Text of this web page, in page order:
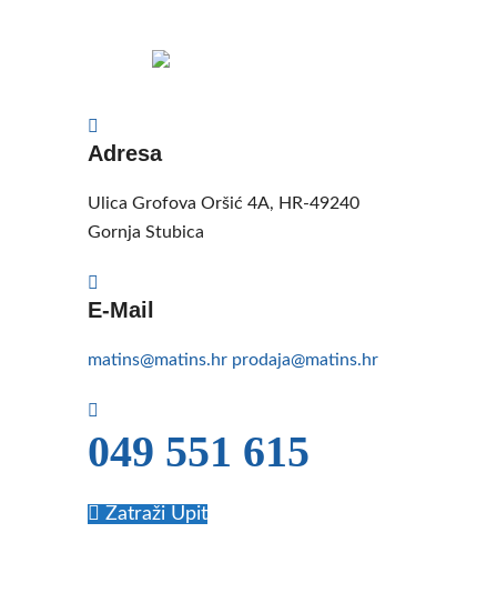
Adresa
Ulica Grofova Oršić 4A, HR-49240
Gornja Stubica
E-Mail
matins@matins.hr prodaja@matins.hr
049 551 615
Zatraži Upit